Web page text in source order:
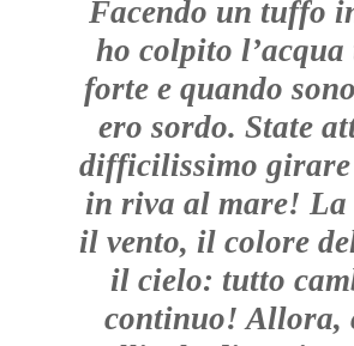
Facendo un tuffo
ho colpito l’acqua
forte e quando
ero sordo. State
difficilissimo
in riva al mare! La
il vento, il colore
il cielo: tutto
continuo! Allora,